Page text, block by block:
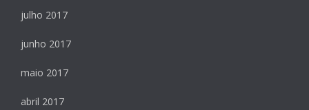
julho 2017
junho 2017
maio 2017
abril 2017